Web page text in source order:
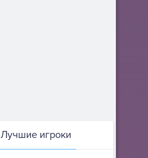
Лучшие игроки